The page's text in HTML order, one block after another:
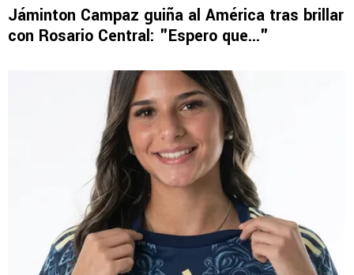
Jáminton Campaz guiña al América tras brillar
con Rosario Central: "Espero que..."